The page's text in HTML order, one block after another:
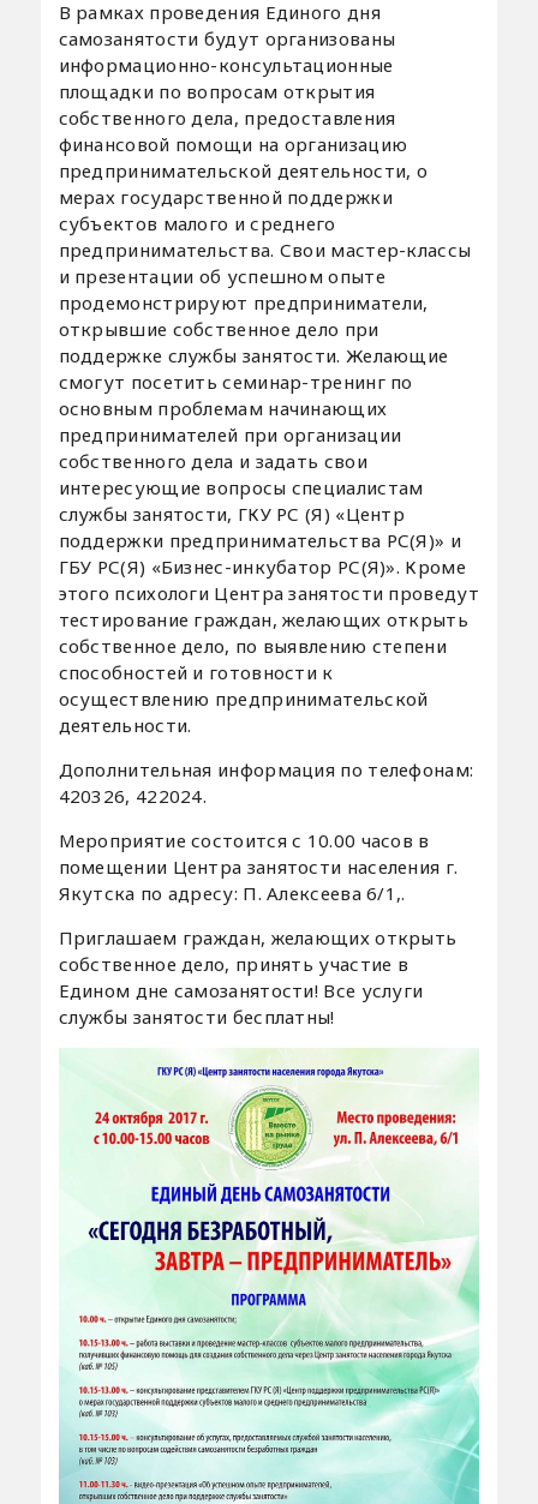
В рамках проведения Единого дня
самозанятости будут организованы
информационно-консультационные
площадки по вопросам открытия
собственного дела, предоставления
финансовой помощи на организацию
предпринимательской деятельности, о
мерах государственной поддержки
субъектов малого и среднего
предпринимательства. Свои мастер-классы
и презентации об успешном опыте
продемонстрируют предприниматели,
открывшие собственное дело при
поддержке службы занятости. Желающие
смогут посетить семинар-тренинг по
основным проблемам начинающих
предпринимателей при организации
собственного дела и задать свои
интересующие вопросы специалистам
службы занятости, ГКУ РС (Я) «Центр
поддержки предпринимательства РС(Я)» и
ГБУ РС(Я) «Бизнес-инкубатор РС(Я)». Кроме
этого психологи Центра занятости проведут
тестирование граждан, желающих открыть
собственное дело, по выявлению степени
способностей и готовности к
осуществлению предпринимательской
деятельности.
Дополнительная информация по телефонам:
420326, 422024.
Мероприятие состоится с 10.00 часов в
помещении Центра занятости населения г.
Якутска по адресу: П. Алексеева 6/1,.
Приглашаем граждан, желающих открыть
собственное дело, принять участие в
Едином дне самозанятости! Все услуги
службы занятости бесплатны!